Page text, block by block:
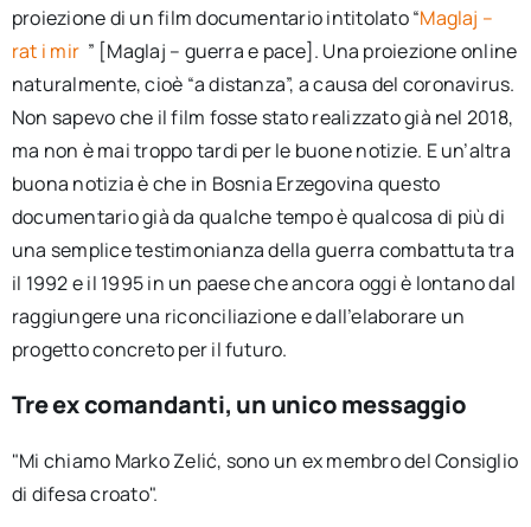
proiezione di un film documentario intitolato “Maglaj –
rat i mir ” [Maglaj – guerra e pace]. Una proiezione online
naturalmente, cioè “a distanza”, a causa del coronavirus.
Non sapevo che il film fosse stato realizzato già nel 2018,
ma non è mai troppo tardi per le buone notizie. E un’altra
buona notizia è che in Bosnia Erzegovina questo
documentario già da qualche tempo è qualcosa di più di
una semplice testimonianza della guerra combattuta tra
il 1992 e il 1995 in un paese che ancora oggi è lontano dal
raggiungere una riconciliazione e dall’elaborare un
progetto concreto per il futuro.
Tre ex comandanti, un unico messaggio
"Mi chiamo Marko Zelić, sono un ex membro del Consiglio
di difesa croato".